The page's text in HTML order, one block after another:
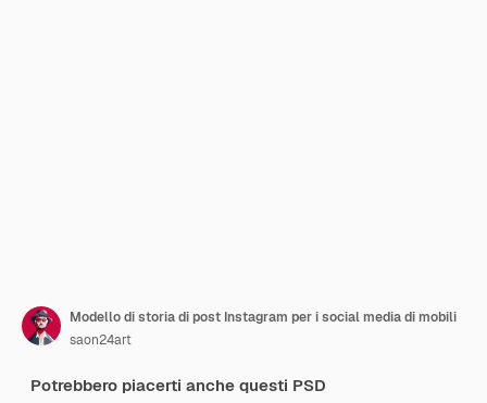
Modello di storia di post Instagram per i social media di mobili
saon24art
Potrebbero piacerti anche questi PSD